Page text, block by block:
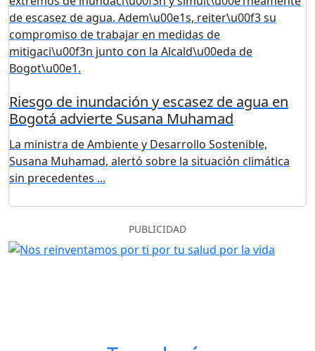
Riesgo de inundación y escasez de agua en
Bogotá advierte Susana Muhamad
La ministra de Ambiente y Desarrollo Sostenible,
Susana Muhamad, alertó sobre la situación climática
sin precedentes ...
PUBLICIDAD